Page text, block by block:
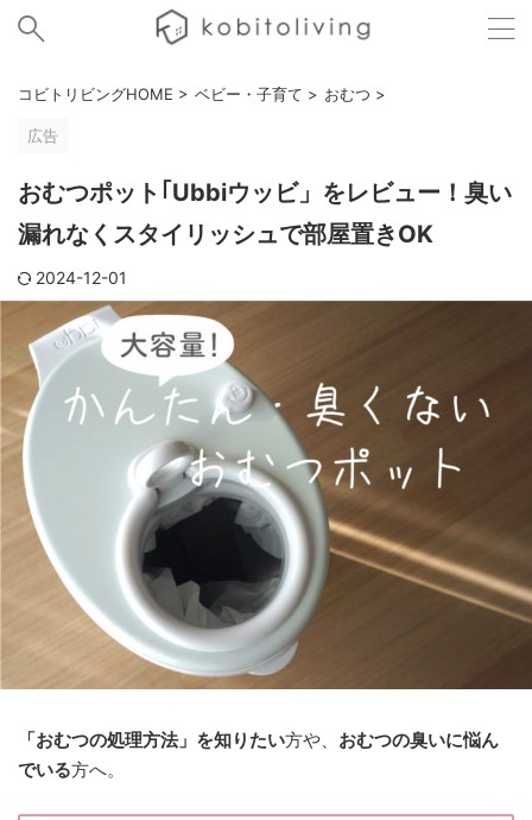
コビトリビングHOME > ベビー・子育て > おむつ >
広告
おむつポット｢Ubbiウッビ」をレビュー！臭い
漏れなくスタイリッシュで部屋置きOK
2024-12-01
「おむつの処理方法」 を知りたい方や、 おむつの臭いに悩ん
でいる方へ。